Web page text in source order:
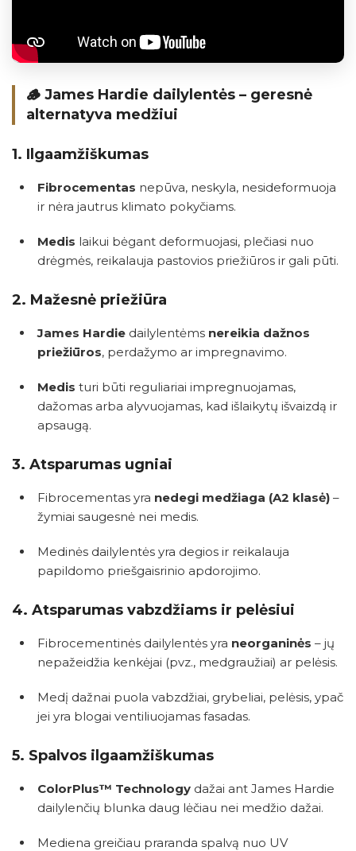
🪵 James Hardie dailylentės – geresnė
alternatyva medžiui
1. Ilgaamžiškumas
Fibrocementas nepūva, neskyla, nesideformuoja
ir nėra jautrus klimato pokyčiams.
Medis laikui bėgant deformuojasi, plečiasi nuo
drėgmės, reikalauja pastovios priežiūros ir gali pūti.
2. Mažesnė priežiūra
James Hardie dailylentėms nereikia dažnos
priežiūros, perdažymo ar impregnavimo.
Medis turi būti reguliariai impregnuojamas,
dažomas arba alyvuojamas, kad išlaikytų išvaizdą ir
apsaugą.
3. Atsparumas ugniai
Fibrocementas yra nedegi medžiaga (A2 klasė) –
žymiai saugesnė nei medis.
Medinės dailylentės yra degios ir reikalauja
papildomo priešgaisrinio apdorojimo.
4. Atsparumas vabzdžiams ir pelėsiui
Fibrocementinės dailylentės yra neorganinės – jų
nepažeidžia kenkėjai (pvz., medgraužiai) ar pelėsis.
Medį dažnai puola vabzdžiai, grybeliai, pelėsis, ypač
jei yra blogai ventiliuojamas fasadas.
5. Spalvos ilgaamžiškumas
ColorPlus™ Technology dažai ant James Hardie
dailylenčių blunka daug lėčiau nei medžio dažai.
Mediena greičiau praranda spalvą nuo UV